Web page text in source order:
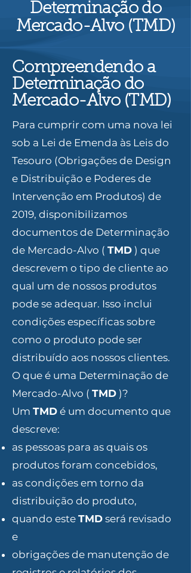
Determinação do
Mercado-Alvo (TMD)
Compreendendo a
Determinação do
Mercado-Alvo (TMD)
Para cumprir com uma nova lei
sob a Lei de Emenda às Leis do
Tesouro (Obrigações de Design
e Distribuição e Poderes de
Intervenção em Produtos) de
2019, disponibilizamos
documentos de Determinação
de Mercado-Alvo ( TMD ) que
descrevem o tipo de cliente ao
qual um de nossos produtos
pode se adequar. Isso inclui
condições específicas sobre
como o produto pode ser
distribuído aos nossos clientes.
O que é uma Determinação de
Mercado-Alvo ( TMD )?
Um TMD é um documento que
descreve:
as pessoas para as quais os
produtos foram concebidos,
as condições em torno da
distribuição do produto,
quando este TMD será revisado
e
obrigações de manutenção de